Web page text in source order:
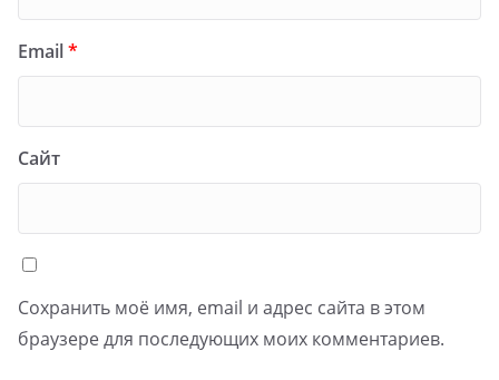
Email*
Сайт
Сохранить моё имя, email и адрес сайта в этом
браузере для последующих моих комментариев.